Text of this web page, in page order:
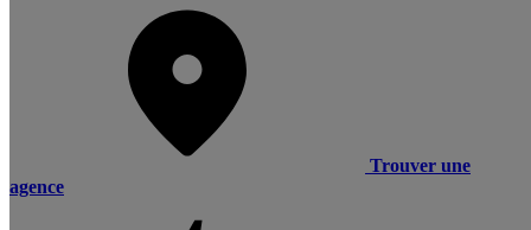
Trouver une
agence